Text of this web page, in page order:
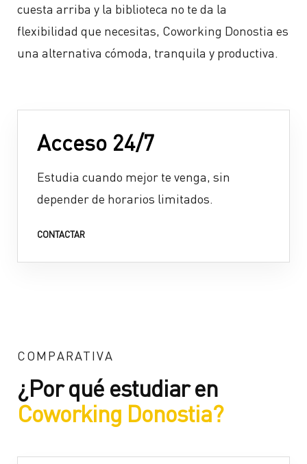
cuesta arriba y la biblioteca no te da la
flexibilidad que necesitas, Coworking Donostia es
una alternativa cómoda, tranquila y productiva.
Acceso 24/7
Estudia cuando mejor te venga, sin
depender de horarios limitados.
CONTACTAR
COMPARATIVA
¿Por qué estudiar en
Coworking Donostia?